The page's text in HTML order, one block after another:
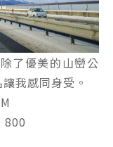
了優美的山巒公
我感同身受。
800